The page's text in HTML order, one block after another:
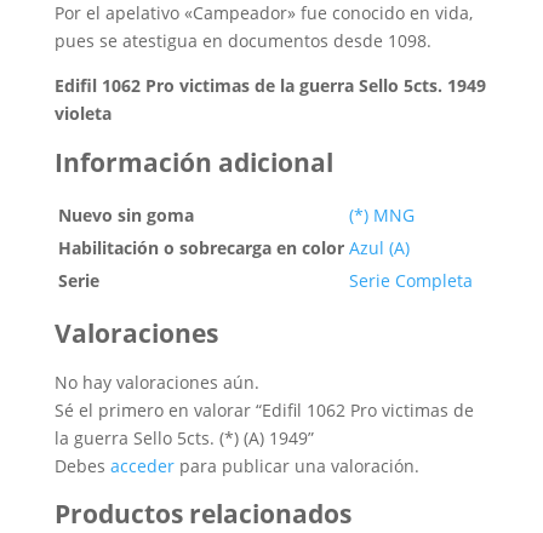
Por el apelativo «Campeador» fue conocido en vida,
pues se atestigua en documentos desde 1098.
Edifil 1062 Pro victimas de la guerra Sello 5cts. 1949
violeta
Información adicional
Nuevo sin goma
(*) MNG
Habilitación o sobrecarga en color Azul (A)
Serie
Serie Completa
Valoraciones
No hay valoraciones aún.
Sé el primero en valorar “Edifil 1062 Pro victimas de
la guerra Sello 5cts. (*) (A) 1949”
Debes accederpara publicar una valoración.
Productos relacionados